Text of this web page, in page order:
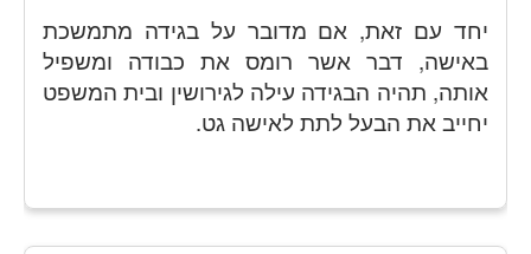
יחד עם זאת, אם מדובר על בגידה מתמשכת
באישה, דבר אשר רומס את כבודה ומשפיל
אותה, תהיה הבגידה עילה לגירושין ובית המשפט
יחייב את הבעל לתת לאישה גט.